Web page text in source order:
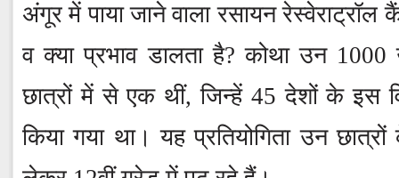
अंगूर में पाया जाने वाला रसायन
व क्या प्रभाव डालता है? कोथा उन
छात्रों में से एक थीं, जिन्हें 45 देशों के इस
किया गया था। यह प्रतियोगिता उन